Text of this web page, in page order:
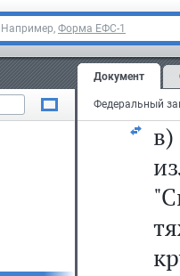
Например, Форма ЕФС-1
Документ